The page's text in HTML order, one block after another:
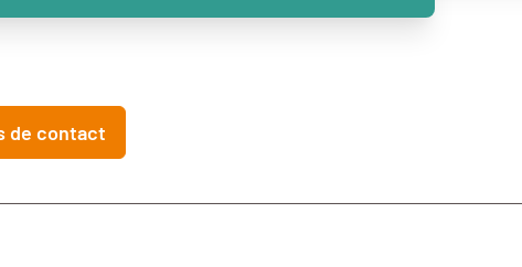
de contact